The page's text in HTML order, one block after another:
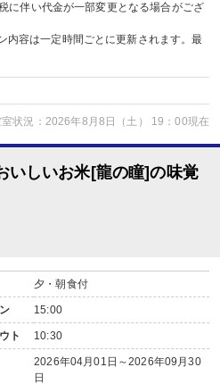
に伴い代金が一部変更となる場合がござ
容は一定時間ごとに更新されます。最
室状況：2026年8月8日（土） 19：00現在
いしいお米[龍の瞳]の味覚
夕・朝食付
15:00
ト 10:30
2026年04月01日～2026年09月30
日